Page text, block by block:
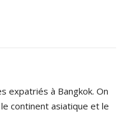
expatriés à Bangkok. On
continent asiatique et le